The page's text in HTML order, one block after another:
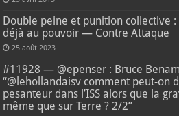
Double peine et punition collective
déjà au pouvoir — Contre Attaque
25 août 2023
#11928 — @epenser : Bruce
“@lehollandaisv comment peut-on
pesanteur dans l’ISS alors que la
même que sur Terre ? 2/2”